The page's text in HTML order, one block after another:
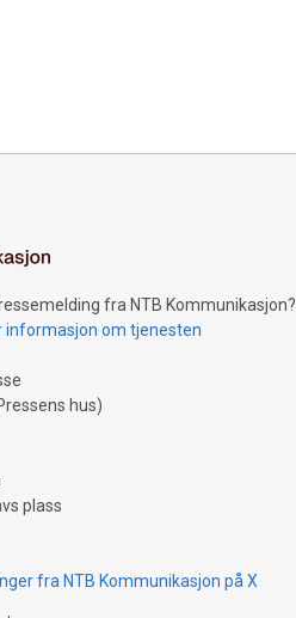
fra NTB Kommunikasjon?
informasjon om tjenesten
hus)
plass
fra NTB Kommunikasjon på X